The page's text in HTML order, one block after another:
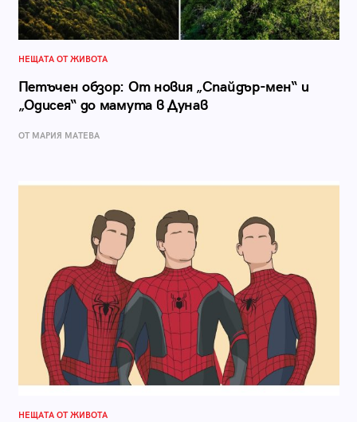
НЕЩАТА ОТ ЖИВОТА
Петъчен обзор: От новия „Спайдър-мен“ и
„Одисея“ до мамута в Дунав
ОТ МАРИЯ МАТЕВА
НЕЩАТА ОТ ЖИВОТА